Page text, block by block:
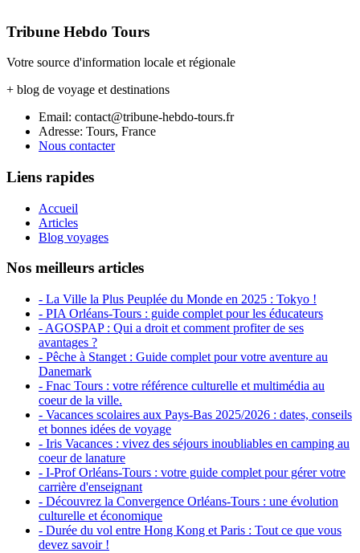
Tribune Hebdo Tours
Votre source d'information locale et régionale
+ blog de voyage et destinations
Email: contact@tribune-hebdo-tours.fr
Adresse: Tours, France
Nous contacter
Liens rapides
Accueil
Articles
Blog voyages
Nos meilleurs articles
- La Ville la Plus Peuplée du Monde en 2025 : Tokyo !
- PIA Orléans-Tours : guide complet pour les éducateurs
- AGOSPAP : Qui a droit et comment profiter de ses
avantages ?
- Pêche à Stanget : Guide complet pour votre aventure au
Danemark
- Fnac Tours : votre référence culturelle et multimédia au
coeur de la ville.
- Vacances scolaires aux Pays-Bas 2025/2026 : dates, conseils
et bonnes idées de voyage
- Iris Vacances : vivez des séjours inoubliables en camping au
coeur de lanature
- I-Prof Orléans-Tours : votre guide complet pour gérer votre
carrière d'enseignant
- Découvrez la Convergence Orléans-Tours : une évolution
culturelle et économique
- Durée du vol entre Hong Kong et Paris : Tout ce que vous
devez savoir !